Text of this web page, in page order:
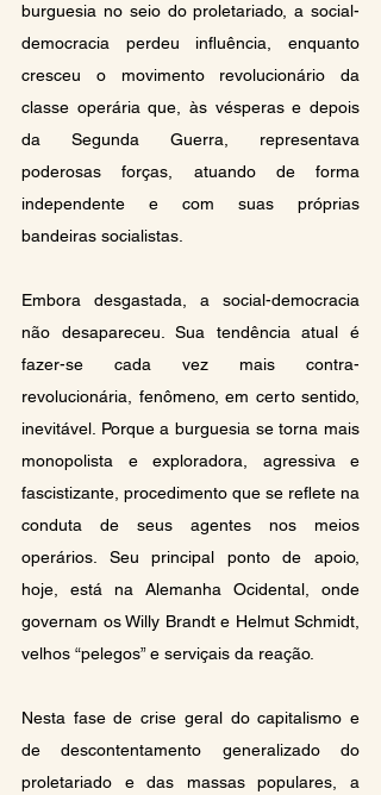
burguesia no seio do proletariado, a social-
democracia perdeu influência, enquanto
cresceu o movimento revolucionário da
classe operária que, às vésperas e depois
da Segunda Guerra, representava
poderosas forças, atuando de forma
independente e com suas próprias
bandeiras socialistas.
Embora desgastada, a social-democracia
não desapareceu. Sua tendência atual é
fazer-se cada vez mais contra-
revolucionária, fenômeno, em certo sentido,
inevitável. Porque a burguesia se torna mais
monopolista e exploradora, agressiva e
fascistizante, procedimento que se reflete na
conduta de seus agentes nos meios
operários. Seu principal ponto de apoio,
hoje, está na Alemanha Ocidental, onde
governam os Willy Brandt e Helmut Schmidt,
velhos “pelegos” e serviçais da reação.
Nesta fase de crise geral do capitalismo e
de descontentamento generalizado do
proletariado e das massas populares, a